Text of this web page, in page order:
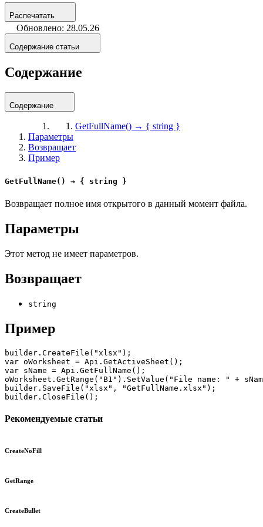
Распечатать
Обновлено: 28.05.26
Содержание статьи
Содержание
Содержание
GetFullName() → { string }
Параметры
Возвращает
Пример
GetFullName() → { string }
Возвращает полное имя открытого в данный момент файла.
Параметры
Этот метод не имеет параметров.
Возвращает
string
Пример
builder.CreateFile("xlsx");
var oWorksheet = Api.GetActiveSheet();
var sName = Api.GetFullName();
oWorksheet.GetRange("B1").SetValue("File name: " +
builder.SaveFile("xlsx", "GetFullName.xlsx");
Рекомендуемые статьи
CreateNoFill
GetRange
CreateBullet